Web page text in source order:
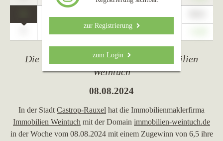
zur Registrierung
zum Login
Datteln
Die wichtigsten Ereignisse von Immobilien
Weintuch
08.08.2024
In der Stadt Castrop-Rauxel hat die Immobilienmaklerfirma
Immobilien Weintuch mit der Domain immobilien-weintuch.de
in der Woche vom 08.08.2024 mit einem Zugewinn von 6,5 ihre